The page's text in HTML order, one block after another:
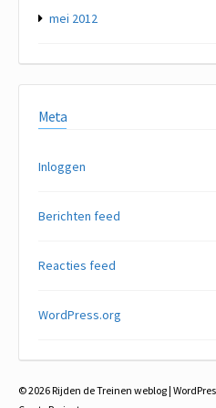
mei 2012
Meta
Inloggen
Berichten feed
Reacties feed
WordPress.org
© 2026 Rijden de Treinen weblog|